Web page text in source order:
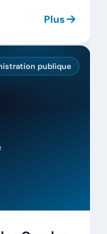
Plus
publique